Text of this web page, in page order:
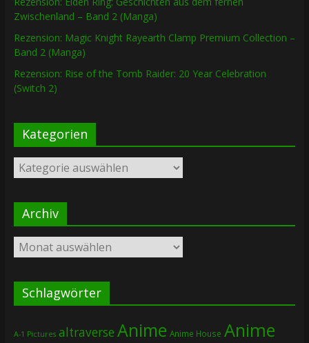
Zwischenland – Band 2 (Manga)
Rezension: Magic Knight Rayearth Clamp Premium Collection –
Band 2 (Manga)
Rezension: Rise of the Tomb Raider: 20 Year Celebration
(Switch 2)
Kategorien
Kategorien
Archiv
Archiv
Schlagwörter
A-1 Pictures altraverse Anime Anime House Anime